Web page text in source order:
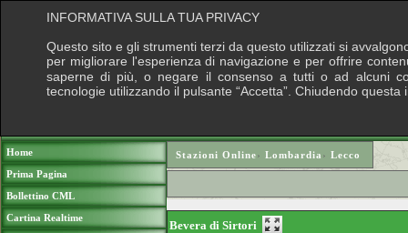
Home
Prima Pagina
Bollettino CML
Cartina Realtime
Stazioni Online› Lombardia › Lecco
Bevera di Sirtori
INFORMATIVA SULLA TUA PRIVACY
Questo sito e gli strumenti terzi da questo utilizzati si
per migliorare l'esperienza di navigazione e per offrire
saperne di più, o negare il consenso a tutti o ad alcuni
tecnologie utilizzando il pulsante “Accetta”. Chiudendo